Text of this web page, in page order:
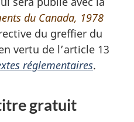
du Canada, 1978
du greffier du
vertu de l’article 13
réglementaires.
gratuit